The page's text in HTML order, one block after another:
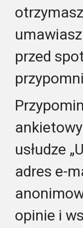
przed
usłudze
adres e-
opinie i